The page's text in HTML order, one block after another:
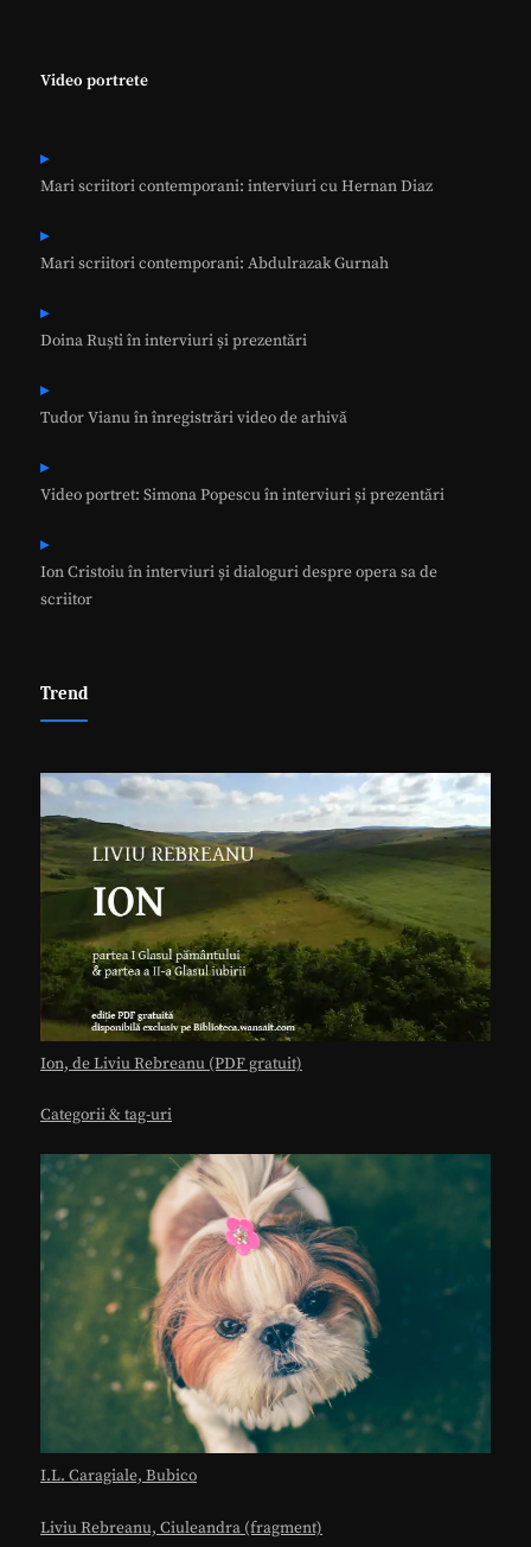
Video portrete
Mari scriitori contemporani: interviuri cu Hernan Diaz
Mari scriitori contemporani: Abdulrazak Gurnah
Doina Ruști în interviuri și prezentări
Tudor Vianu în înregistrări video de arhivă
Video portret: Simona Popescu în interviuri și prezentări
Ion Cristoiu în interviuri și dialoguri despre opera sa de
scriitor
Trend
Ion, de Liviu Rebreanu (PDF gratuit)
Categorii & tag-uri
I.L. Caragiale, Bubico
Liviu Rebreanu, Ciuleandra (fragment)